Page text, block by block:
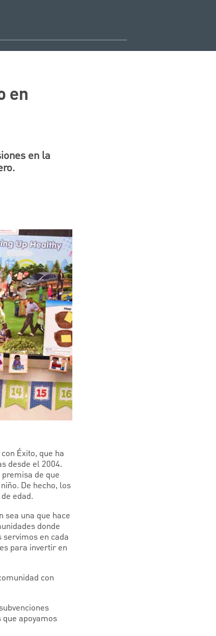
en
en la
Éxito, que ha
desde el 2004.
de que
De hecho, los
edad.
sea una que hace
donde
en cada
para invertir en
con
apoyamos